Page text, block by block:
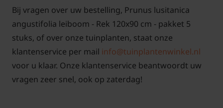
Een keuzehulp voor het kopen van leibomen op
Tuinplantenwinkel.nl vindt uhier!
Voor snoei- en onderhoudstips voor de Lei-
Bij vragen over uw bestelling, Prunus lusitanica
angustifolia leiboom - Rek 120x90 cm - pakket 5
stuks, of over onze tuinplanten, staat onze
klantenservice per mail info@tuinplantenwinkel.nl
voor u klaar. Onze klantenservice beantwoordt uw
vragen zeer snel, ook op zaterdag!